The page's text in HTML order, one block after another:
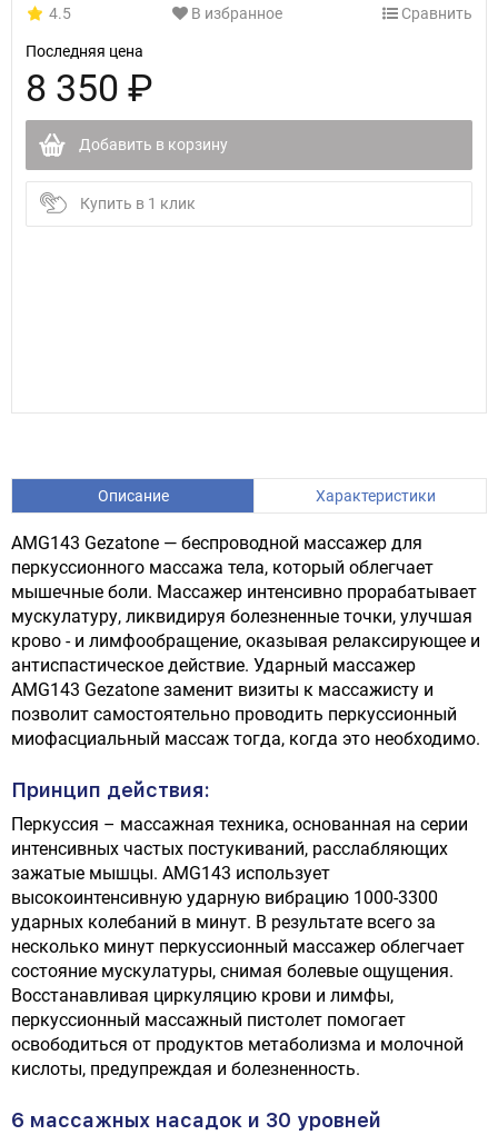
4.5 В избранное Сравнить
Последняя цена
8 350 ₽
Добавить в корзину
Купить в 1 клик
Описание Характеристики
AMG143 Gezatone — беспроводной массажер для
перкуссионного массажа тела, который облегчает
мышечные боли. Массажер интенсивно прорабатывает
мускулатуру, ликвидируя болезненные точки, улучшая
крово - и лимфообращение, оказывая релаксирующее и
антиспастическое действие. Ударный массажер
AMG143 Gezatone заменит визиты к массажисту и
позволит самостоятельно проводить перкуссионный
миофасциальный массаж тогда, когда это необходимо.
Принцип действия:
Перкуссия – массажная техника, основанная на серии
интенсивных частых постукиваний, расслабляющих
зажатые мышцы. AMG143 использует
высокоинтенсивную ударную вибрацию 1000-3300
ударных колебаний в минут. В результате всего за
несколько минут перкуссионный массажер облегчает
состояние мускулатуры, снимая болевые ощущения.
Восстанавливая циркуляцию крови и лимфы,
перкуссионный массажный пистолет помогает
освободиться от продуктов метаболизма и молочной
кислоты, предупреждая и болезненность.
6 массажных насадок и 30 уровней